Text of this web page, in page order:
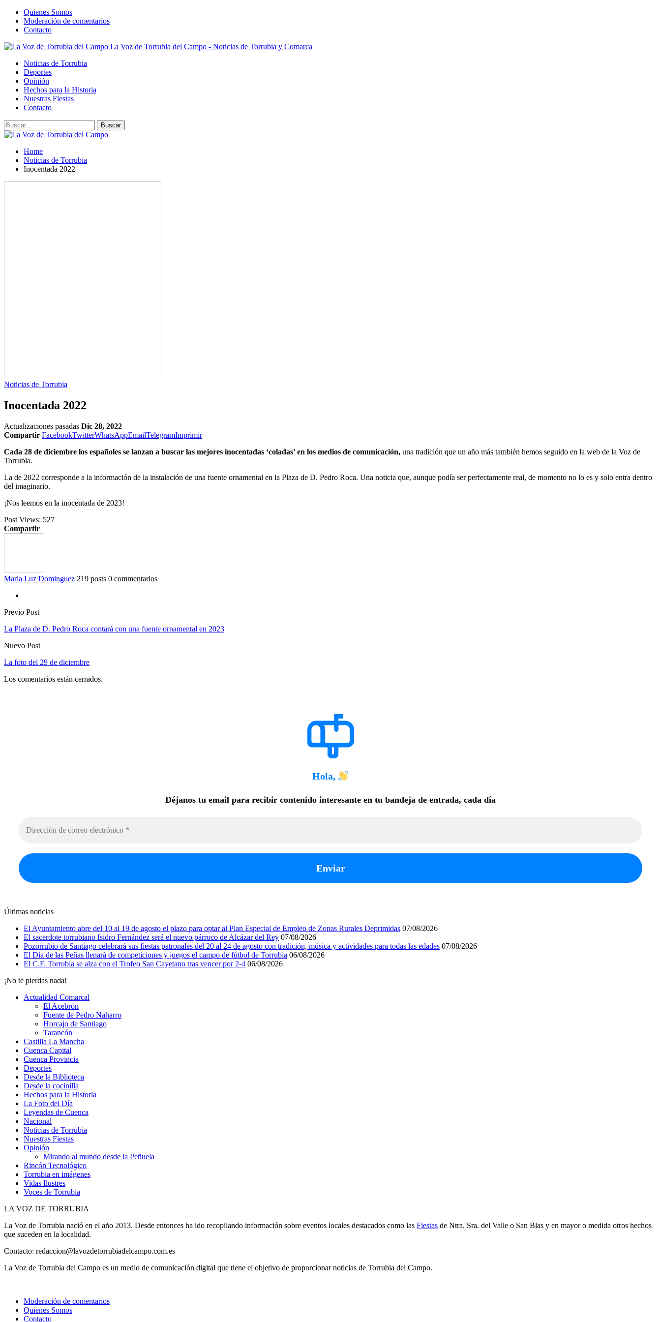
Quienes Somos
Moderación de comentarios
Contacto
La Voz de Torrubia del Campo - Noticias de Torrubia y Comarca
Noticias de Torrubia
Deportes
Opinión
Hechos para la Historia
Nuestras Fiestas
Contacto
Home
Noticias de Torrubia
Inocentada 2022
Noticias de Torrubia
Inocentada 2022
Actualizaciones pasadas Dic 28, 2022
Compartir FacebookTwitterWhatsAppEmailTelegramImprimir
Cada 28 de diciembre los españoles se lanzan a buscar las mejores inocentadas ‘coladas’ en los medios de comunicación, una tradición que un año más también hemos seguido en la web de la Voz de
Torrubia.
La de 2022 corresponde a la información de la instalación de una fuente ornamental en la Plaza de D. Pedro Roca. Una noticia que, aunque podía ser perfectamente real, de momento no lo es y solo entra dentro
del imaginario.
¡Nos leemos en la inocentada de 2023!
Post Views: 527
Compartir
Maria Luz Dominguez 219 posts 0 commentarios
Previo Post
La Plaza de D. Pedro Roca contará con una fuente ornamental en 2023
Nuevo Post
La foto del 29 de diciembre
Los comentarios están cerrados.
Hola,
Déjanos tu email para recibir contenido interesante en tu bandeja de entrada, cada día
Últimas noticias
El Ayuntamiento abre del 10 al 19 de agosto el plazo para optar al Plan Especial de Empleo de Zonas Rurales Deprimidas 07/08/2026
El sacerdote torrubiano Isidro Fernández será el nuevo párroco de Alcázar del Rey 07/08/2026
Pozorrubio de Santiago celebrará sus fiestas patronales del 20 al 24 de agosto con tradición, música y actividades para todas las edades 07/08/2026
El Día de las Peñas llenará de competiciones y juegos el campo de fútbol de Torrubia 06/08/2026
El C.F. Torrubia se alza con el Trofeo San Cayetano tras vencer por 2-4 06/08/2026
¡No te pierdas nada!
Actualidad Comarcal
El Acebrón
Fuente de Pedro Naharro
Horcajo de Santiago
Tarancón
Castilla La Mancha
Cuenca Capital
Cuenca Provincia
Deportes
Desde la Biblioteca
Desde la cocinilla
Hechos para la Historia
La Foto del Día
Leyendas de Cuenca
Nacional
Noticias de Torrubia
Nuestras Fiestas
Opinión
Mirando al mundo desde la Peñuela
Rincón Tecnológico
Torrubia en imágenes
Vidas Ilustres
Voces de Torrubia
LA VOZ DE TORRUBIA
La Voz de Torrubia nació en el año 2013. Desde entonces ha ido recopilando información sobre eventos locales destacados como las Fiestas de Ntra. Sra. del Valle o San Blas y en mayor o medida otros hechos
que suceden en la localidad.
Contacto: redaccion@lavozdetorrubiadelcampo.com.es
La Voz de Torrubia del Campo es un medio de comunicación digital que tiene el objetivo de proporcionar noticias de Torrubia del Campo.
Moderación de comentarios
Quienes Somos
Contacto